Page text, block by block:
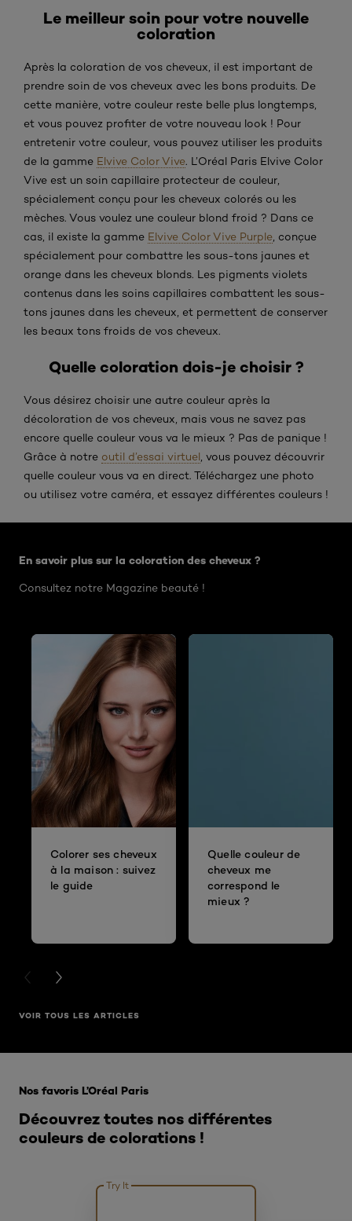
Le meilleur soin pour votre nouvelle
coloration
Après la coloration de vos cheveux, il est important de
prendre soin de vos cheveux avec les bons produits. De
cette manière, votre couleur reste belle plus longtemps,
et vous pouvez profiter de votre nouveau look ! Pour
entretenir votre couleur, vous pouvez utiliser les produits
de la gamme Elvive Color Vive. L’Oréal Paris Elvive Color
Vive est un soin capillaire protecteur de couleur,
spécialement conçu pour les cheveux colorés ou les
mèches. Vous voulez une couleur blond froid ? Dans ce
cas, il existe la gamme Elvive Color Vive Purple, conçue
spécialement pour combattre les sous-tons jaunes et
orange dans les cheveux blonds. Les pigments violets
contenus dans les soins capillaires combattent les sous-
tons jaunes dans les cheveux, et permettent de conserver
les beaux tons froids de vos cheveux.
Quelle coloration dois-je choisir ?
Vous désirez choisir une autre couleur après la
décoloration de vos cheveux, mais vous ne savez pas
encore quelle couleur vous va le mieux ? Pas de panique !
Grâce à notre outil d’essai virtuel, vous pouvez découvrir
quelle couleur vous va en direct. Téléchargez une photo
ou utilisez votre caméra, et essayez différentes couleurs !
En savoir plus sur la coloration des cheveux ?
Consultez notre Magazine beauté !
Colorer ses cheveux
à la maison : suivez
le guide
Quelle couleur de
cheveux me
correspond le
mieux ?
PREVIOUS CARD
NEXT CARD
VOIR TOUS LES ARTICLES
Découvrez toutes nos différentes
couleurs de colorations !
Nos favoris L’Oréal Paris
Try It